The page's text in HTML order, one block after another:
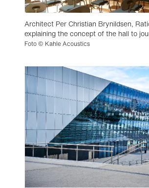
Architect Per Christian Brynildsen,
explaining the concept of the hall to
Foto © Kahle Acoustics